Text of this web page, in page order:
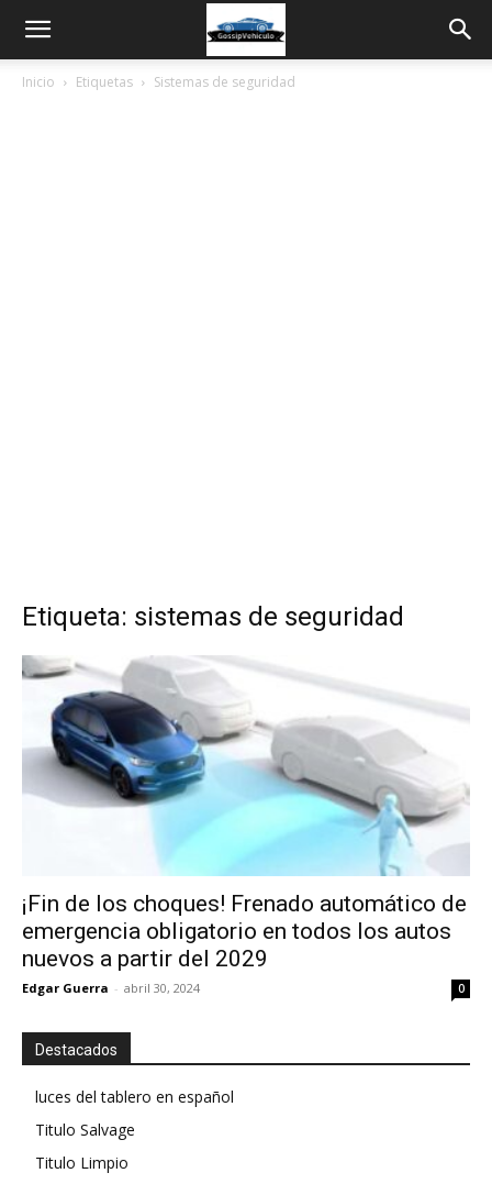
Inicio Etiquetas Sistemas de seguridad
Etiqueta: sistemas de seguridad
¡Fin de los choques! Frenado automático de
emergencia obligatorio en todos los autos
nuevos a partir del 2029
Edgar Guerra - abril 30, 2024 0
Destacados
luces del tablero en español
Titulo Salvage
Titulo Limpio